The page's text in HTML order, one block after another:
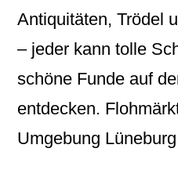
Antiquitäten, Trödel
– jeder kann tolle
schöne Funde auf
entdecken.
Umgebung Lüneburg